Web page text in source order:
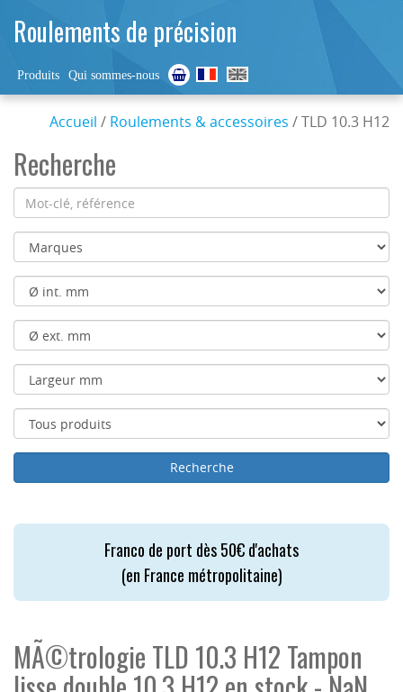
Roulements de précision
Produits Qui sommes-nous
Accueil / Roulements & accessoires / TLD 10.3 H12
Recherche
Franco de port dès 50€ d'achats
(en France métropolitaine)
MÃ©trologie TLD 10.3 H12 Tampon